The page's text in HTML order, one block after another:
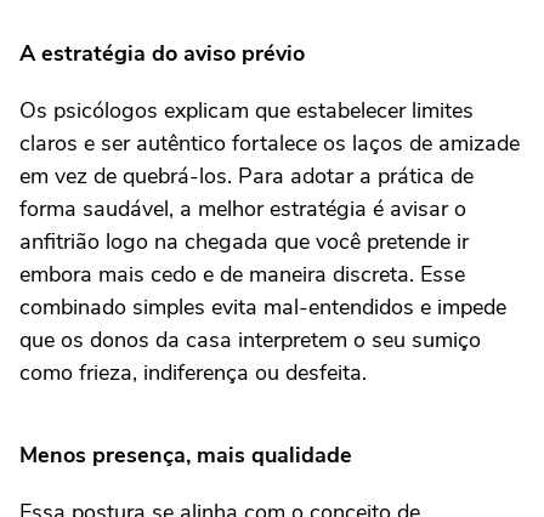
A estratégia do aviso prévio
Os psicólogos explicam que estabelecer limites
claros e ser autêntico fortalece os laços de amizade
em vez de quebrá-los. Para adotar a prática de
forma saudável, a melhor estratégia é avisar o
anfitrião logo na chegada que você pretende ir
embora mais cedo e de maneira discreta. Esse
combinado simples evita mal-entendidos e impede
que os donos da casa interpretem o seu sumiço
como frieza, indiferença ou desfeita.
Menos presença, mais qualidade